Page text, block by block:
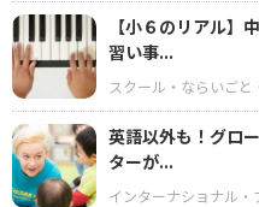
【小６のリアル】
習い事...
スクール・ならいごと
英語以外も！グロ
ターが...
インターナショナル・